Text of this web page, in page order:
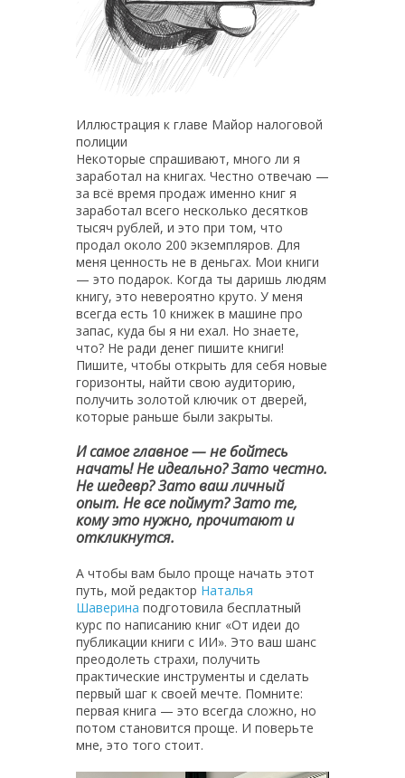
Иллюстрация к главе Майор налоговой
полиции
Некоторые спрашивают, много ли я
заработал на книгах. Честно отвечаю —
за всё время продаж именно книг я
заработал всего несколько десятков
тысяч рублей, и это при том, что
продал около 200 экземпляров. Для
меня ценность не в деньгах. Мои книги
— это подарок. Когда ты даришь людям
книгу, это невероятно круто. У меня
всегда есть 10 книжек в машине про
запас, куда бы я ни ехал. Но знаете,
что? Не ради денег пишите книги!
Пишите, чтобы открыть для себя новые
горизонты, найти свою аудиторию,
получить золотой ключик от дверей,
которые раньше были закрыты.
И самое главное — не бойтесь
начать! Не идеально? Зато честно.
Не шедевр? Зато ваш личный
опыт. Не все поймут? Зато те,
кому это нужно, прочитают и
откликнутся.
А чтобы вам было проще начать этот
путь, мой редактор Наталья
Шаверина подготовила бесплатный
курс по написанию книг «От идеи до
публикации книги с ИИ». Это ваш шанс
преодолеть страхи, получить
практические инструменты и сделать
первый шаг к своей мечте. Помните:
первая книга — это всегда сложно, но
потом становится проще. И поверьте
мне, это того стоит.